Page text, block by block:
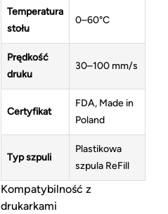
Temperatura
stołu
0–60°C
Prędkość
druku
30–100 mm/s
Certyfikat
FDA, Made in
Poland
Typ szpuli
Plastikowa
szpula ReFill
Kompatybilność z
drukarkami